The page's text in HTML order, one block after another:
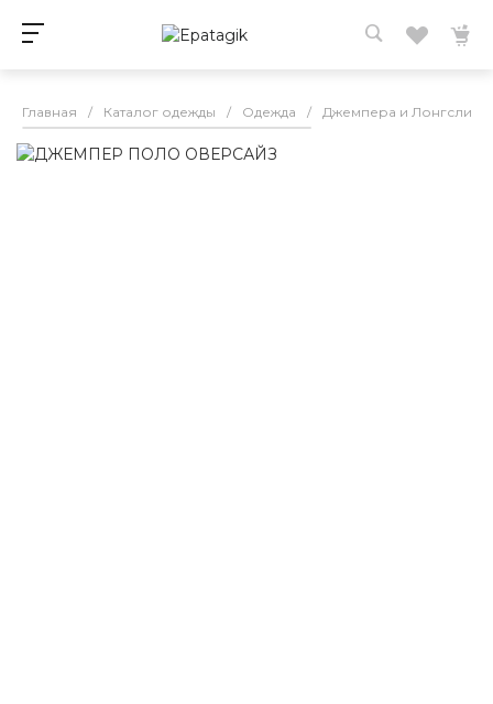
Главная / Каталог одежды / Одежда / Джемпера и Лонгсливы